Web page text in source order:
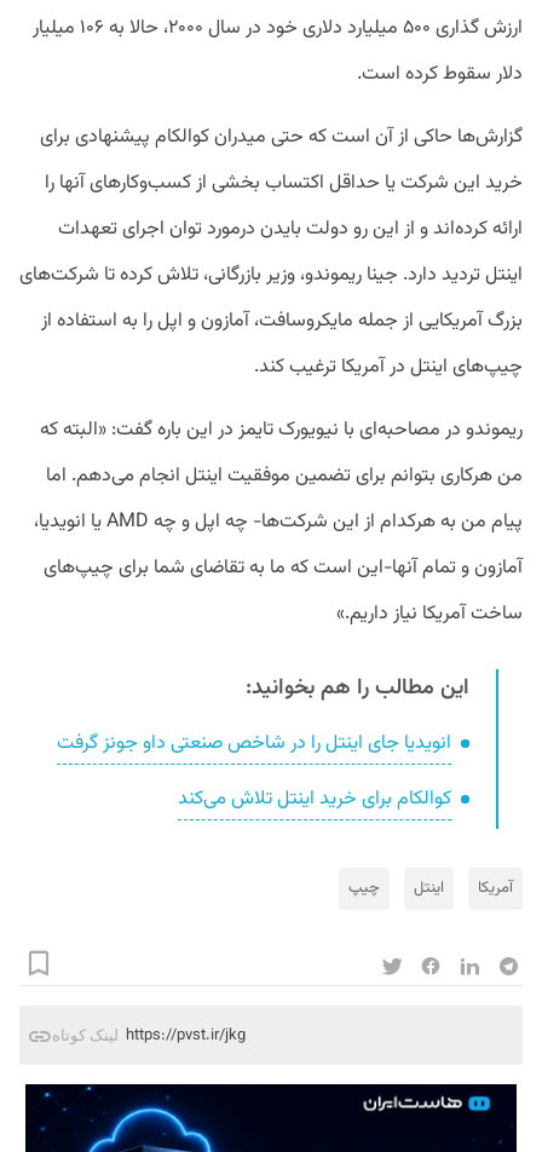
ارزش گذاری ۵۰۰ میلیارد دلاری خود در سال ۲۰۰۰، ‌حالا به ۱۰۶ میلیار
دلار سقوط کرده است.
گزارش‌ها حاکی از آن است که حتی میدران کوالکام پیشنهادی برای
خرید این شرکت یا حداقل اکتساب بخشی از کسب‌وکارهای آنها را
ارائه کرده‌اند و از این رو دولت بایدن درمورد توان اجرای تعهدات
اینتل تردید دارد. جینا ریموندو، وزیر بازرگانی، تلاش کرده تا شرکت‌های
بزرگ آمریکایی از جمله مایکروسافت، آمازون و اپل را به استفاده از
چیپ‌های اینتل در آمریکا ترغیب کند.
ریموندو در مصاحبه‌ای با نیویورک تایمز در این باره گفت: «البته که
من هرکاری بتوانم برای تضمین موفقیت اینتل انجام می‌دهم. اما
پیام من به هرکدام از این شرکت‌ها- چه اپل و چه AMD یا انویدیا،
آمازون و تمام آنها-این است که ما به تقاضای شما برای چیپ‌های
ساخت آمریکا نیاز داریم.»
این مطالب را هم بخوانید:
انویدیا جای اینتل را در شاخص صنعتی داو‌ جونز گرفت
کوالکام برای خرید اینتل تلاش می‌کند
آمریکا اینتل چیپ
لینک کوتاه https://pvst.ir/jkg